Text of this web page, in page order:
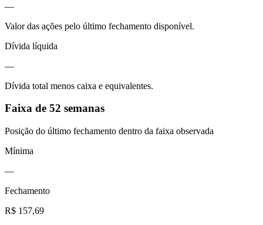
—
Valor das ações pelo último fechamento disponível.
Dívida líquida
—
Dívida total menos caixa e equivalentes.
Faixa de 52 semanas
Posição do último fechamento dentro da faixa observada
Mínima
—
Fechamento
R$ 157,69